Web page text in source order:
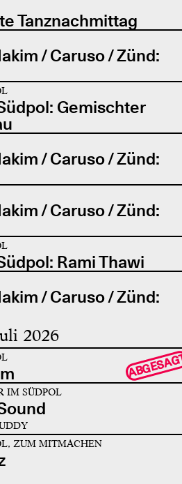
Tanznachmittag
/ Caruso / Zünd:
Gemischter
/ Caruso / Zünd:
/ Caruso / Zünd:
Rami Thawi
/ Caruso / Zünd:
2026
IM SÜDPOL
ZUM MITMACHEN